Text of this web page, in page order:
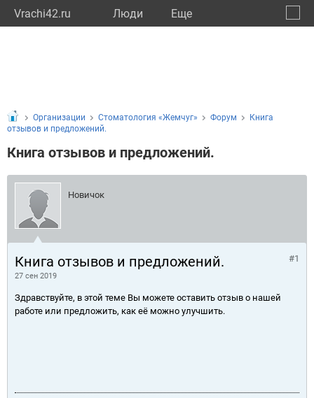
Vrachi42.ru Люди Eще
Организации Стоматология «Жемчуг» Форум
Книга
отзывов и предложений.
Книга отзывов и предложений.
Новичок
Книга отзывов и предложений.
27 сен 2019
#1
Здравствуйте, в этой теме Вы можете оставить отзыв о нашей
работе или предложить, как её можно улучшить.